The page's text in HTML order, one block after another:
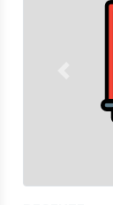
Naše
servis
služby
tak
kvalitně